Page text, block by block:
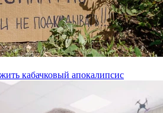
кабачковый апокалипсис